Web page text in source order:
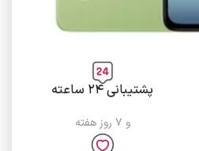
پشتیبانی ۲۴ ساعته
و ۷ روز هفته